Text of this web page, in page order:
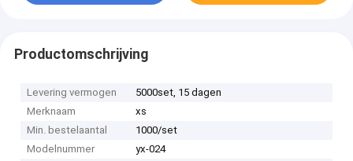
Productomschrijving
Levering vermogen
5000set, 15 dagen
Merknaam
xs
Min. bestelaantal
1000/set
Modelnummer
yx-024